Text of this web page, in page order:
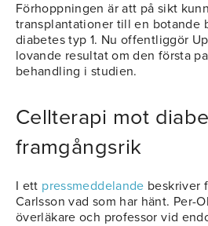
Förhoppningen är att på sikt
transplantationer till en botande
diabetes typ 1. Nu offentliggör
lovande resultat om den första
behandling i studien.
Cellterapi mot
framgångsrik
I ett pressmeddelande beskriver
Carlsson vad som har hänt. Per-
överläkare och professor vid